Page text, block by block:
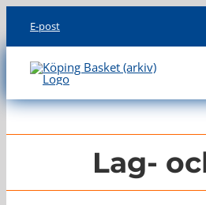
content
E-post
Lag-